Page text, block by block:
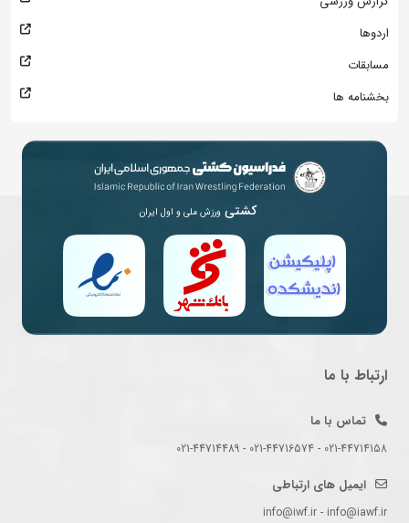
اردوها
مسابقات
بخشنامه ها
کشتی ورزش ملی و اول ایران
ارتباط با ما
تماس با ما
021-44714158 - 021-44716574 - 021-44714489
ایمیل های ارتباطی
info@iwf.ir - info@iawf.ir